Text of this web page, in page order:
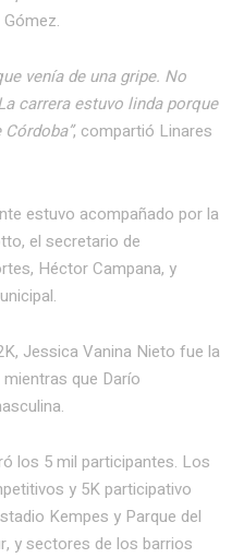
Gómez.
venía de una gripe. No
carrera estuvo linda porque
, compartió Linares
estuvo acompañado por la
el secretario de
Héctor Campana, y
Jessica Vanina Nieto fue la
que Darío
los 5 mil participantes. Los
y 5K participativo
Kempes y Parque del
y sectores de los barrios